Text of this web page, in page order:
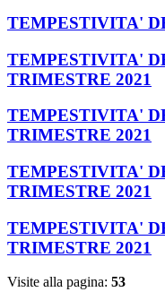
TEMPESTIVITA'
TEMPESTIVITA'
TRIMESTRE 2021
TEMPESTIVITA'
TRIMESTRE 2021
TEMPESTIVITA'
TRIMESTRE 2021
TEMPESTIVITA'
TRIMESTRE 2021
Visite alla pagina: 53